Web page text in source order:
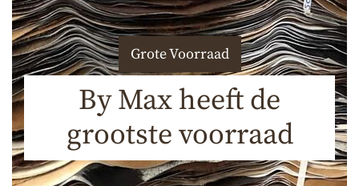
Grote Voorraad
By Max heeft de
grootste voorraad